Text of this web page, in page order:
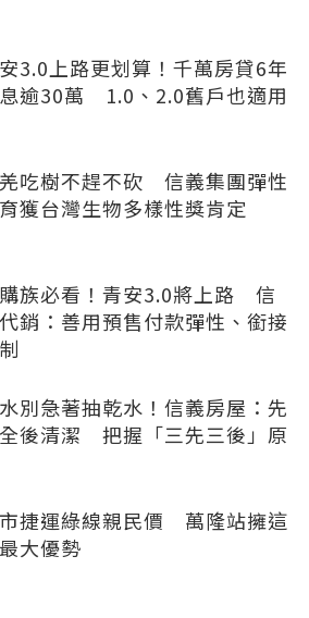
3.0上路更划算！千萬房貸6年
逾30萬 1.0、2.0舊戶也適用
吃樹不趕不砍 信義集團彈性
獲台灣生物多樣性獎肯定
族必看！青安3.0將上路 信
銷：善用預售付款彈性、銜接
別急著抽乾水！信義房屋：先
後清潔 把握「三先三後」原
捷運綠線親民價 萬隆站擁這
大優勢